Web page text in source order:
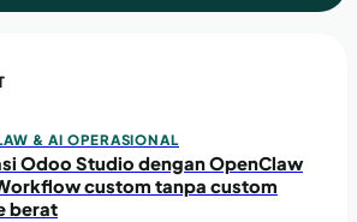
& AI OPERASIONAL
Odoo Studio dengan OpenClaw
custom tanpa custom
berat